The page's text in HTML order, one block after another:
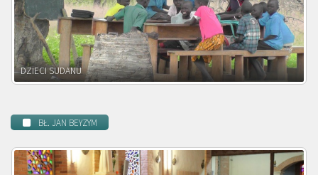
DZIECI ZAMBII
BŁ. JAN BEYZYM